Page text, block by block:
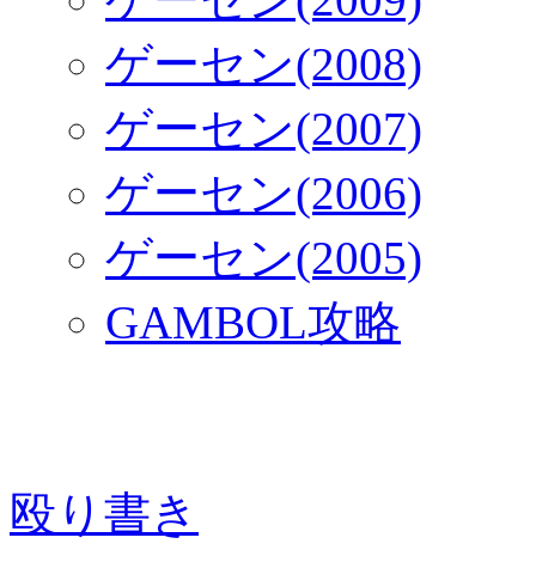
ゲーセン(2008)
ゲーセン(2007)
ゲーセン(2006)
ゲーセン(2005)
GAMBOL攻略
殴り書き